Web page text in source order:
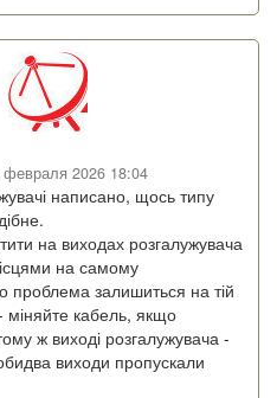
февраля 2026 18:04
написано, щось типу
на виходах розгалужувача
на самому
проблема залишиться на тій
міняйте кабель, якщо
ж виході розгалужувача -
виходи пропускали